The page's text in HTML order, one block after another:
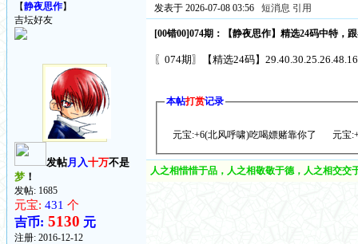
【静夜思作】
吉坛好友
发帖月入十万不是
梦！
发帖: 1685
元宝: 431 个
吉币: 5130 元
注册: 2016-12-12
发表于 2026-07-08 03:56 短消息 引用
[00错00]074期：【静夜思作】精选24码中特，
〖074期〗【精选24码】
本帖打赏记录
元宝:+6(北风呼啸)吃喝嫖赌靠你了 元宝
人之相惜惜于品，人之相敬敬于德，人之相交